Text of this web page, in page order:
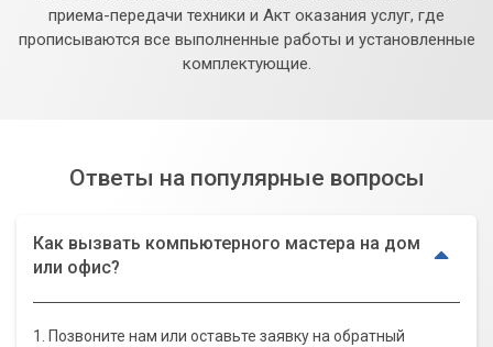
приема-передачи техники и Акт оказания услуг, где
прописываются все выполненные работы и установленные
комплектующие.
Ответы на популярные вопросы
Как вызвать компьютерного мастера на дом
или офис?
1. Позвоните нам или оставьте заявку на обратный